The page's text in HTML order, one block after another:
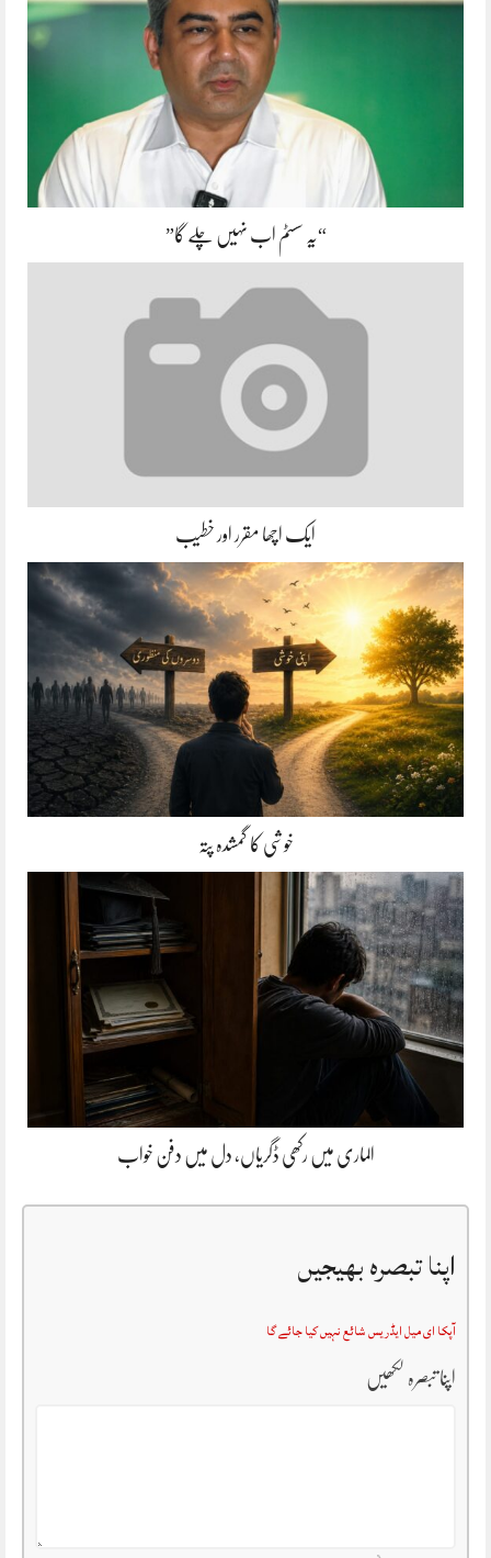
“یہ سسٹم اب نہیں چلے گا”
ایک اچھا مقرر اور خطیب
خوشی کا گمشدہ پتہ
الماری میں رکھی ڈگریاں، دل میں دفن خواب
اپنا تبصرہ بھیجیں
آپکا ای میل ایڈریس شائع نہیں کیا جائے گا
اپنا تبصرہ لکھیں